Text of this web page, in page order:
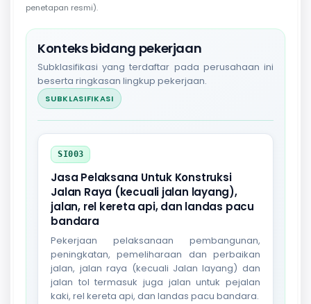
penetapan resmi).
Konteks bidang pekerjaan
Subklasifikasi yang terdaftar pada perusahaan ini
beserta ringkasan lingkup pekerjaan.
SUBKLASIFIKASI
SI003
Jasa Pelaksana Untuk Konstruksi
Jalan Raya (kecuali jalan layang),
jalan, rel kereta api, dan landas pacu
bandara
Pekerjaan pelaksanaan pembangunan,
peningkatan, pemeliharaan dan perbaikan
jalan, jalan raya (kecuali Jalan layang) dan
jalan tol termasuk juga jalan untuk pejalan
kaki, rel kereta api, dan landas pacu bandara.